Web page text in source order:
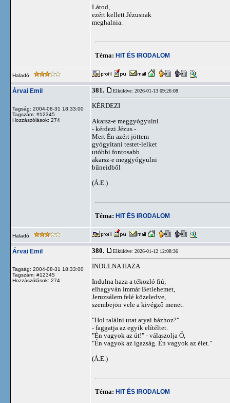
Látod,
ezért kellett Jézusnak
meghalnia.
Téma: HIT ÉS IRODALOM
Haladó
Árvai Emil
Tagság: 2004-08-31 18:33:00
Tagszám: #12345
Hozzászólások: 274
381. Elküldve: 2026-01-13 09:26:08
KÉRDEZI
Akarsz-e meggyógyulni
- kérdezi Jézus -
Mert Én azért jöttem
gyógyítani testet-lelket
utóbbi fontosabb
akarsz-e meggyógyulni
bűneidből
(Á.E.)
Téma: HIT ÉS IRODALOM
Haladó
Árvai Emil
Tagság: 2004-08-31 18:33:00
Tagszám: #12345
Hozzászólások: 274
380. Elküldve: 2026-01-12 12:08:36
INDULNA HAZA
Indulna haza a tékozló fiú;
elhagyván immár Betlehemet,
Jeruzsálem felé közeledve,
szembejön vele a kivégző menet.
"Hol találni utat atyai házhoz?"
- faggatja az egyik elítéltet.
"Én vagyok az út!" - válaszolja Ő,
"Én vagyok az igazság. Én vagyok az élet."
(Á.E.)
Téma: HIT ÉS IRODALOM